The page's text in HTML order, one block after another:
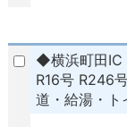
◆横浜町田IC
R16号 R246
道・給湯・ト